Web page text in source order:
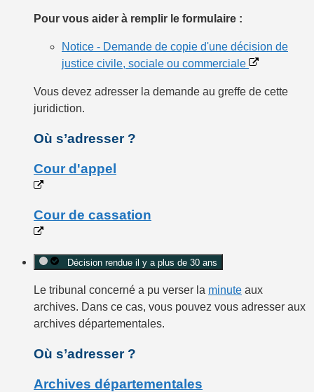
Pour vous aider à remplir le formulaire :
Notice - Demande de copie d'une décision de
justice civile, sociale ou commerciale
Vous devez adresser la demande au greffe de cette
juridiction.
Où s’adresser ?
Cour d'appel
Cour de cassation
Décision rendue il y a plus de 30 ans
Le tribunal concerné a pu verser la minute aux
archives. Dans ce cas, vous pouvez vous adresser aux
archives départementales.
Où s’adresser ?
Archives départementales